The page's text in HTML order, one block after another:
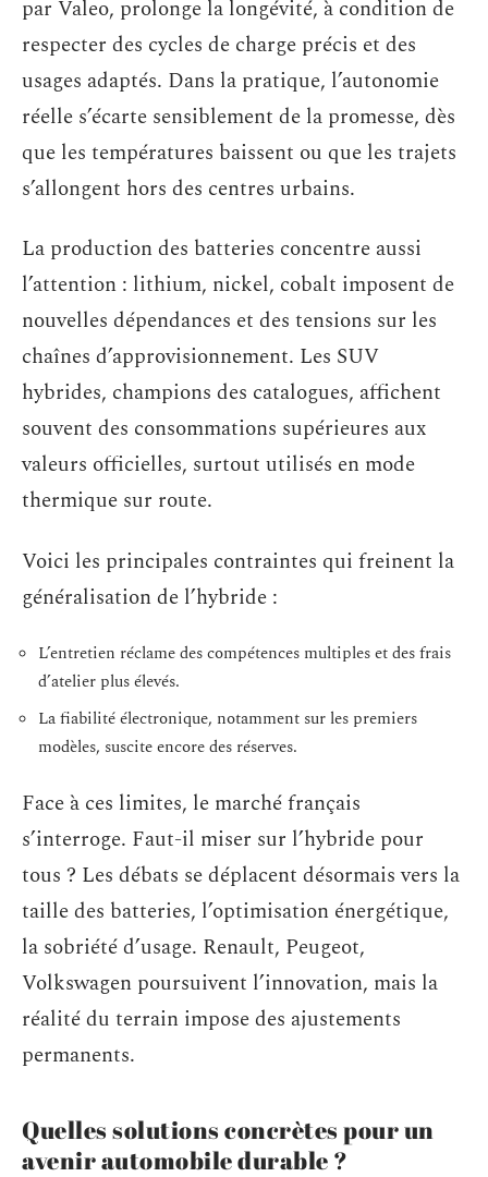
par Valeo, prolonge la longévité, à condition de
respecter des cycles de charge précis et des
usages adaptés. Dans la pratique, l’autonomie
réelle s’écarte sensiblement de la promesse, dès
que les températures baissent ou que les trajets
s’allongent hors des centres urbains.
La production des batteries concentre aussi
l’attention : lithium, nickel, cobalt imposent de
nouvelles dépendances et des tensions sur les
chaînes d’approvisionnement. Les SUV
hybrides, champions des catalogues, affichent
souvent des consommations supérieures aux
valeurs officielles, surtout utilisés en mode
thermique sur route.
Voici les principales contraintes qui freinent la
généralisation de l’hybride :
L’entretien réclame des compétences multiples et des frais
d’atelier plus élevés.
La fiabilité électronique, notamment sur les premiers
modèles, suscite encore des réserves.
Face à ces limites, le marché français
s’interroge. Faut-il miser sur l’hybride pour
tous ? Les débats se déplacent désormais vers la
taille des batteries, l’optimisation énergétique,
la sobriété d’usage. Renault, Peugeot,
Volkswagen poursuivent l’innovation, mais la
réalité du terrain impose des ajustements
permanents.
Quelles solutions concrètes pour un
avenir automobile durable ?